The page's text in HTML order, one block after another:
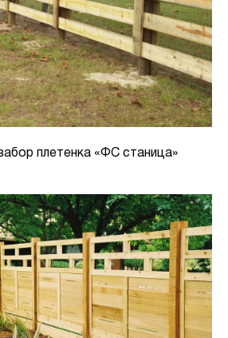
плетенка «ФС станица»